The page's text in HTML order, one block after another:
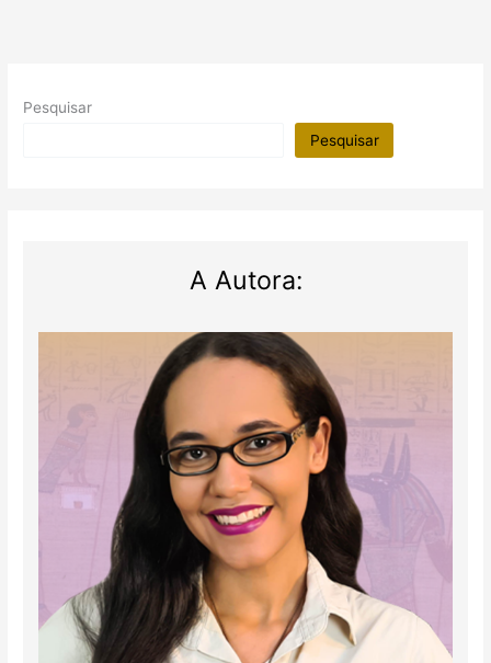
Pesquisar
Pesquisar
A Autora: